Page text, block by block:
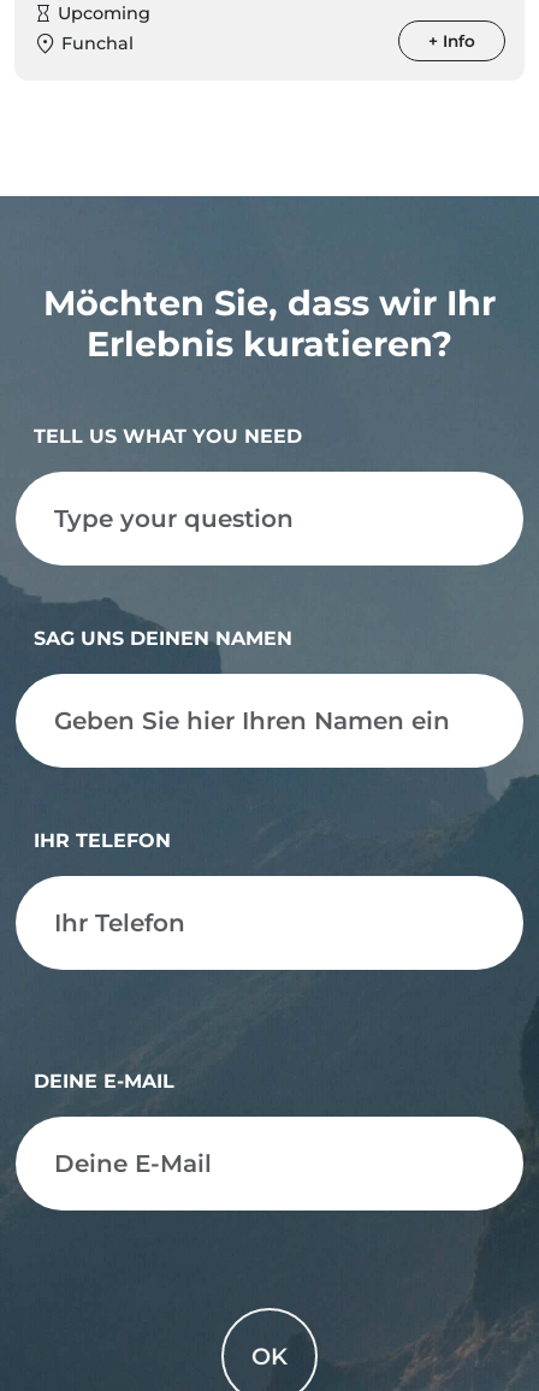
Upcoming
Funchal
+ Info
Möchten Sie, dass wir Ihr
Erlebnis kuratieren?
TELL US WHAT YOU NEED
SAG UNS DEINEN NAMEN
IHR TELEFON
DEINE E-MAIL
OK